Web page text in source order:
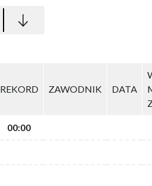
REKORD ZAWODNIK DATA
00:00
REKORD ZAWODNIK DATA
00:00